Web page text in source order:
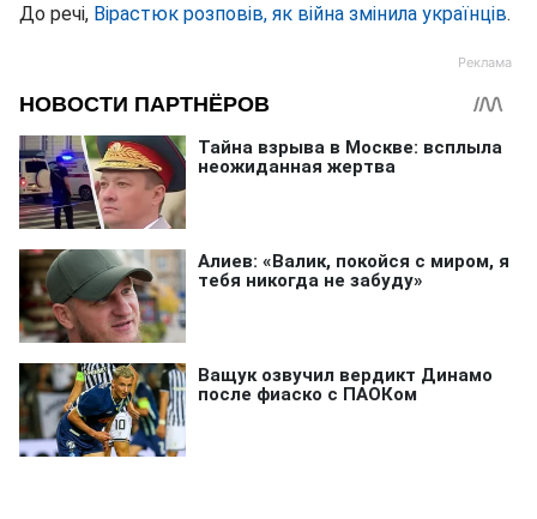
До речі, Вірастюк розповів, як війна змінила українців.